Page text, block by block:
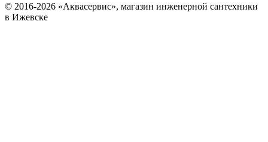
© 2016-2026 «Аквасервис», магазин инженерной сантехники
в Ижевске